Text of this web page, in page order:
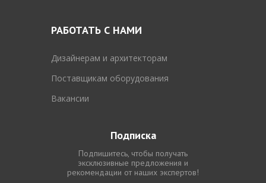
РАБОТАТЬ С НАМИ
Дизайнерам и архитекторам
Поставщикам оборудования
Вакансии
Подписка
Подпишитесь, чтобы получать
эксклюзивные предложения и
рекомендации от наших экспертов!